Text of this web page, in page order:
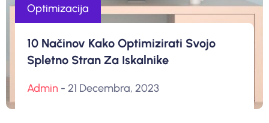
Optimizacija
10 Načinov Kako Optimizirati Svojo
Spletno Stran Za Iskalnike
Admin - 21 Decembra, 2023